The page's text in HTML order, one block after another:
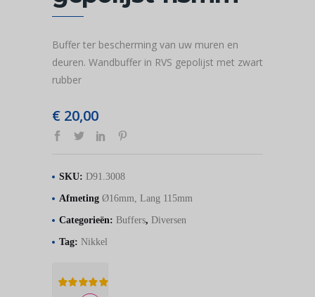
Buffer ter bescherming van uw muren en
deuren. Wandbuffer in RVS gepolijst met zwart
rubber
€ 20,00
SKU: D91.3008
Afmeting Ø16mm, Lang 115mm
Categorieën: Buffers, Diversen
Tag: Nikkel